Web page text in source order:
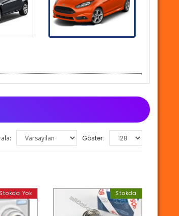
Göster:
Stokda Yok Stokda